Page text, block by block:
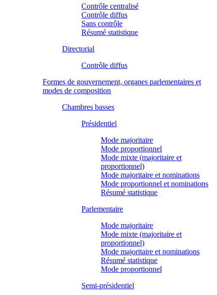
Contrôle centralisé
Contrôle diffus
Sans contrôle
Résumé statistique
Directorial
Contrôle diffus
Formes de gouvernement, organes parlementaires et
modes de composition
Chambres basses
Présidentiel
Mode majoritaire
Mode proportionnel
Mode mixte (majoritaire et
proportionnel)
Mode majoritaire et nominations
Mode proportionnel et nominations
Résumé statistique
Parlementaire
Mode majoritaire
Mode mixte (majoritaire et
proportionnel)
Mode majoritaire et nominations
Résumé statistique
Mode proportionnel
Semi-présidentiel